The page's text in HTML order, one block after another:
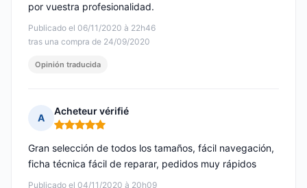
Publicado el 06/11/2020 à 22h46
tras una compra de 24/09/2020
por vuestra profesionalidad.
Opinión traducida
A
Acheteur vérifié
Nota: 5 de 5
Publicado el 04/11/2020 à 20h09
Gran selección de todos los tamaños, fácil navegación,
ficha técnica fácil de reparar, pedidos muy rápidos